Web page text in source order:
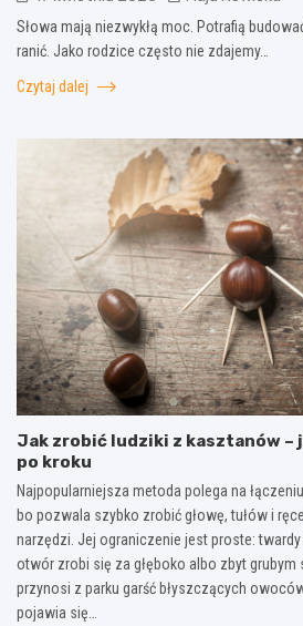
Słowa mają niezwykłą moc. Potrafią
ranić. Jako rodzice często nie zdajemy…
Czytaj dalej
Jak zrobić ludziki z kasztanów –
po kroku
Najpopularniejsza metoda polega na
bo pozwala szybko zrobić głowę, tułów i
narzędzi. Jej ograniczenie jest proste:
otwór zrobi się za głęboko albo zbyt grubym
przynosi z parku garść błyszczących
pojawia się…